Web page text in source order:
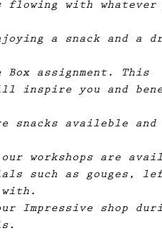
flowing with whatever
a snack and a
assignment. This
inspire you and
snacks availeble
workshops are
such as gouges,
Impressive shop